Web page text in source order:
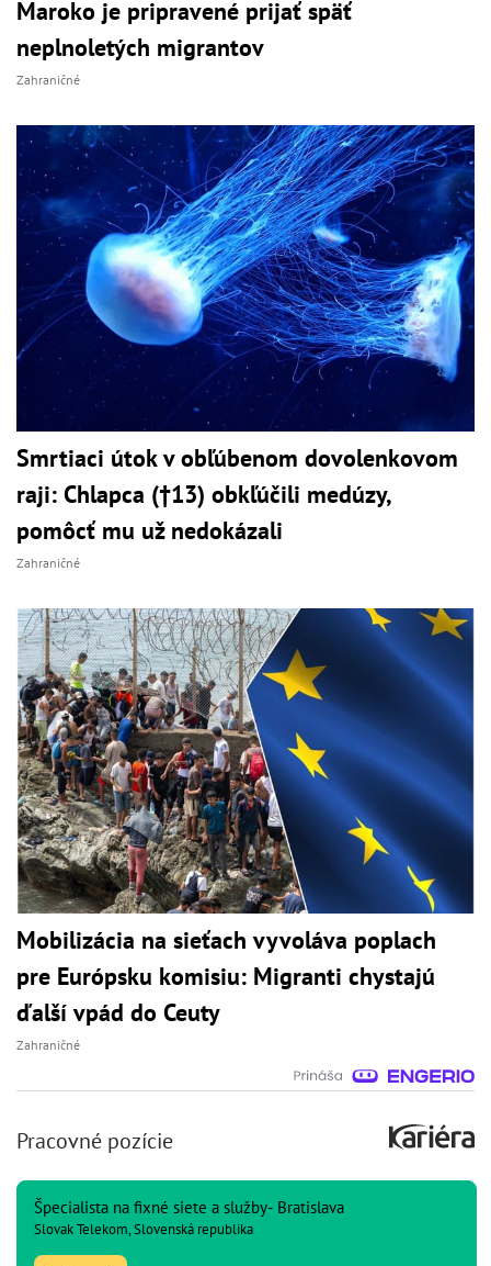
Maroko je pripravené prijať späť
neplnoletých migrantov
Zahraničné
Smrtiaci útok v obľúbenom dovolenkovom
raji: Chlapca (†13) obkľúčili medúzy,
pomôcť mu už nedokázali
Zahraničné
Mobilizácia na sieťach vyvoláva poplach
pre Európsku komisiu: Migranti chystajú
ďalší vpád do Ceuty
Zahraničné
Pracovné pozície
Špecialista na fixné siete a služby- Bratislava
Slovak Telekom, Slovenská republika